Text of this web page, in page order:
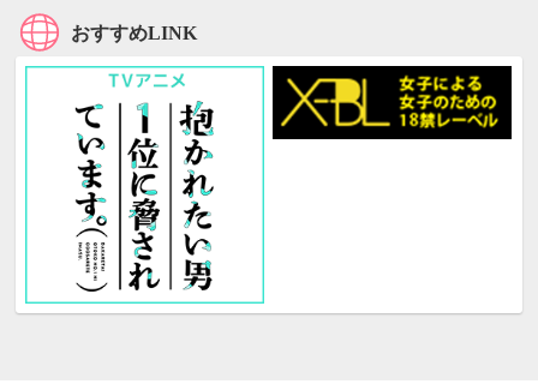
おすすめLINK